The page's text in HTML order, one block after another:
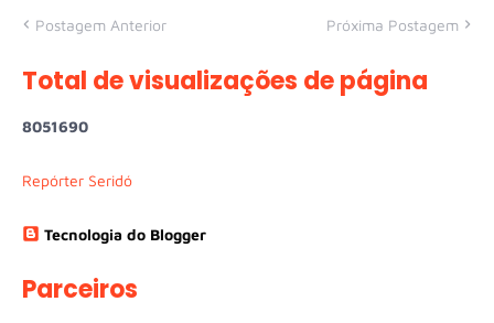
Postagem Anterior Próxima Postagem
Total de visualizações de página
8051690
Repórter Seridó
Tecnologia do Blogger
Parceiros